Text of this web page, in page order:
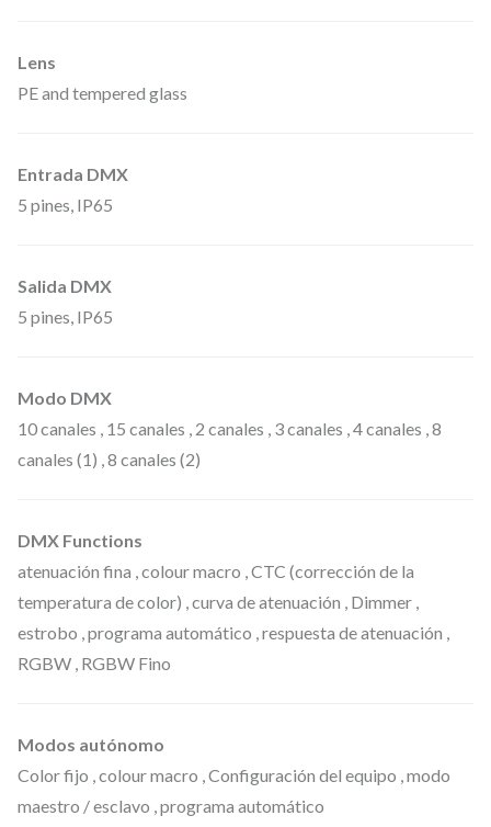
Lens
PE and tempered glass
Entrada DMX
5 pines, IP65
Salida DMX
5 pines, IP65
Modo DMX
10 canales , 15 canales , 2 canales , 3 canales , 4 canales , 8
canales (1) , 8 canales (2)
DMX Functions
atenuación fina , colour macro , CTC (corrección de la
temperatura de color) , curva de atenuación , Dimmer ,
estrobo , programa automático , respuesta de atenuación ,
RGBW , RGBW Fino
Modos autónomo
Color fijo , colour macro , Configuración del equipo , modo
maestro / esclavo , programa automático